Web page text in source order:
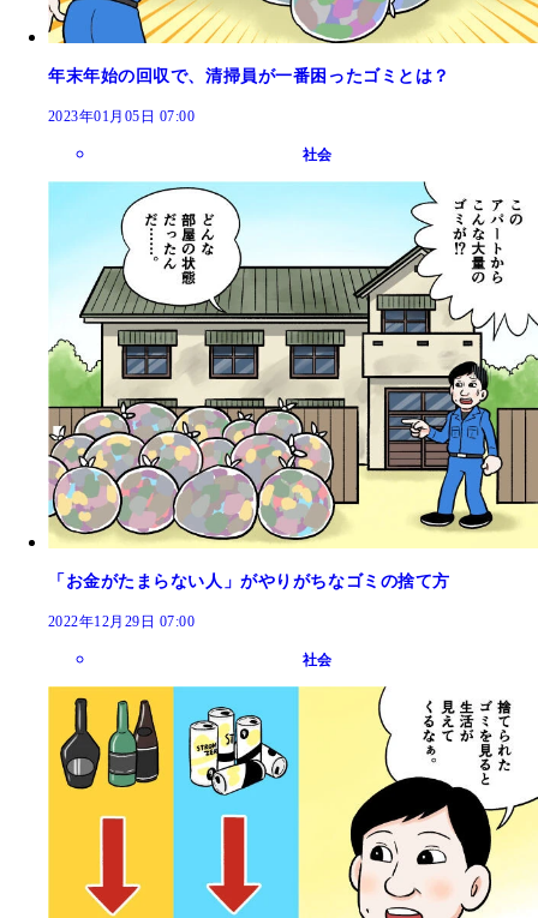
年末年始の回収で、清掃員が一番困ったゴミとは？
2023年01月05日 07:00
社会
「お金がたまらない人」がやりがちなゴミの捨て方
2022年12月29日 07:00
社会